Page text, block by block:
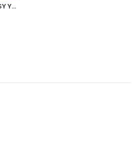
Erkek Premium Tişört OSY Yumuşak Dokulu Yıkamalı Oversize T-Shirt - Haki